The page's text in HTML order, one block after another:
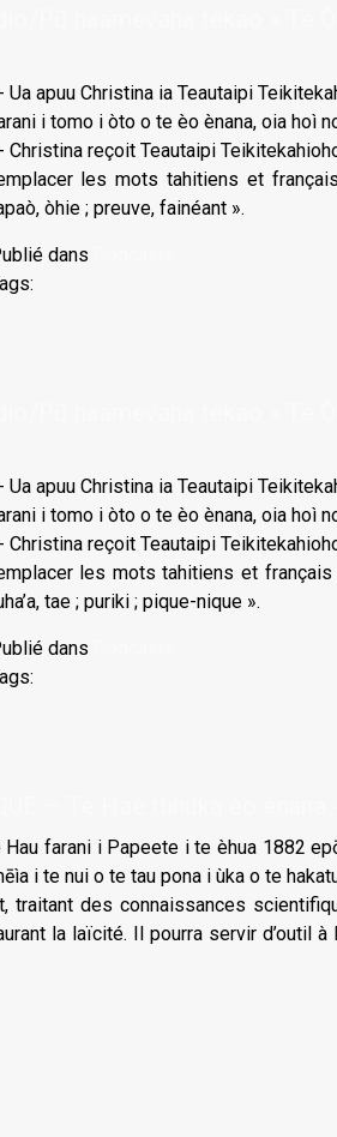
Ua apuu Christina ia Teautaipi
i tomo i òto o te èo ènana, oia hoì
Christina reçoit Teautaipi
les mots tahitiens et
òhie ; preuve, fainéant ».
dans
Ua apuu Christina ia Teautaipi
i tomo i òto o te èo ènana, oia hoì no
Christina reçoit Teautaipi
les mots tahitiens et français
tae ; puriki ; pique-nique ».
dans
farani i Papeete i te èhua 1882
i te nui o te tau pona i ùka o te
traitant des connaissances
la laïcité. Il pourra servir d’outil